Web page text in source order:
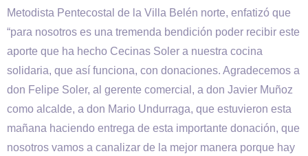
Metodista Pentecostal de la Villa Belén norte, enfatizó que
“para nosotros es una tremenda bendición poder recibir este
aporte que ha hecho Cecinas Soler a nuestra cocina
solidaria, que así funciona, con donaciones. Agradecemos a
don Felipe Soler, al gerente comercial, a don Javier Muñoz
como alcalde, a don Mario Undurraga, que estuvieron esta
mañana haciendo entrega de esta importante donación, que
nosotros vamos a canalizar de la mejor manera porque hay